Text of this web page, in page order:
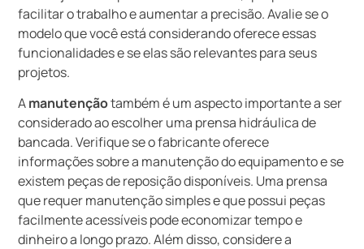
facilitar o trabalho e aumentar a precisão. Avalie se o
modelo que você está considerando oferece essas
funcionalidades e se elas são relevantes para seus
projetos.
Amanutençãotambém é um aspecto importante a ser
considerado ao escolher uma prensa hidráulica de
bancada. Verifique se o fabricante oferece
informações sobre a manutenção do equipamento e se
existem peças de reposição disponíveis. Uma prensa
que requer manutenção simples e que possui peças
facilmente acessíveis pode economizar tempo e
dinheiro a longo prazo. Além disso, considere a